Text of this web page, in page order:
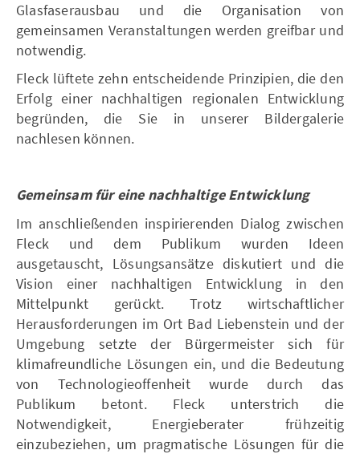
Glasfaserausbau und die Organisation von
gemeinsamen Veranstaltungen werden greifbar und
notwendig.
Fleck lüftete zehn entscheidende Prinzipien, die den
Erfolg einer nachhaltigen regionalen Entwicklung
begründen, die Sie in unserer Bildergalerie
nachlesen können.
Gemeinsam für eine nachhaltige Entwicklung
Im anschließenden inspirierenden Dialog zwischen
Fleck und dem Publikum wurden Ideen
ausgetauscht, Lösungsansätze diskutiert und die
Vision einer nachhaltigen Entwicklung in den
Mittelpunkt gerückt. Trotz wirtschaftlicher
Herausforderungen im Ort Bad Liebenstein und der
Umgebung setzte der Bürgermeister sich für
klimafreundliche Lösungen ein, und die Bedeutung
von Technologieoffenheit wurde durch das
Publikum betont. Fleck unterstrich die
Notwendigkeit, Energieberater frühzeitig
einzubeziehen, um pragmatische Lösungen für die